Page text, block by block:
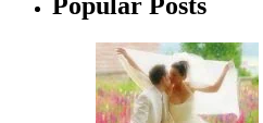
Popular Posts